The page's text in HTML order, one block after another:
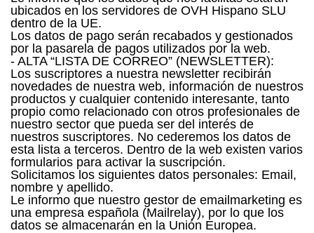
ubicados en los servidores de OVH Hispano SLU
dentro de la UE.
Los datos de pago serán recabados y gestionados
por la pasarela de pagos utilizados por la web.
- ALTA “LISTA DE CORREO” (NEWSLETTER):
Los suscriptores a nuestra newsletter recibirán
novedades de nuestra web, información de nuestros
productos y cualquier contenido interesante, tanto
propio como relacionado con otros profesionales de
nuestro sector que pueda ser del interés de
nuestros suscriptores. No cederemos los datos de
esta lista a terceros. Dentro de la web existen varios
formularios para activar la suscripción.
Solicitamos los siguientes datos personales: Email,
nombre y apellido.
Le informo que nuestro gestor de emailmarketing es
una empresa española (Mailrelay), por lo que los
datos se almacenarán en la Unión Europea.